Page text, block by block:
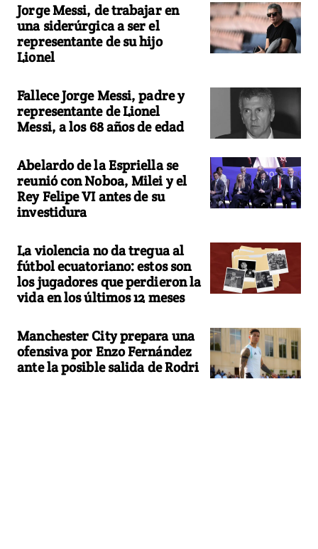
Jorge Messi, de trabajar en
una siderúrgica a ser el
representante de su hijo
Lionel
Fallece Jorge Messi, padre y
representante de Lionel
Messi, a los 68 años de edad
Abelardo de la Espriella se
reunió con Noboa, Milei y el
Rey Felipe VI antes de su
investidura
La violencia no da tregua al
fútbol ecuatoriano: estos son
los jugadores que perdieron la
vida en los últimos 12 meses
Manchester City prepara una
ofensiva por Enzo Fernández
ante la posible salida de Rodri